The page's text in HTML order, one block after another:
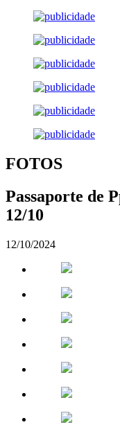
FOTOS
Passaporte de
12/10
12/10/2024